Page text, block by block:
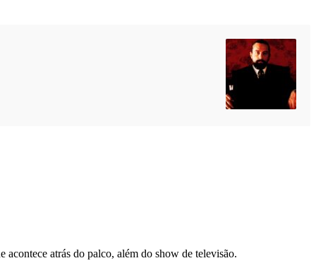
atrás do palco, além do show de televisão.